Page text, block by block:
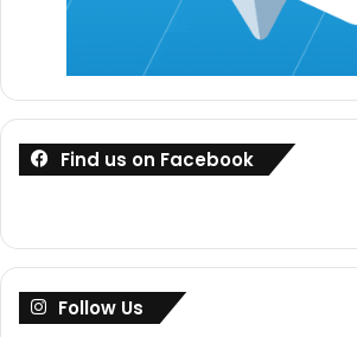
Panduan Lulus MUET
Find us on Facebook
Follow Us